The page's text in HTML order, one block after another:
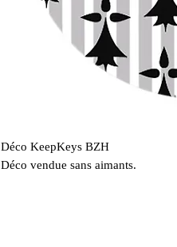
Déco KeepKeys BZH
Déco vendue sans aimants.